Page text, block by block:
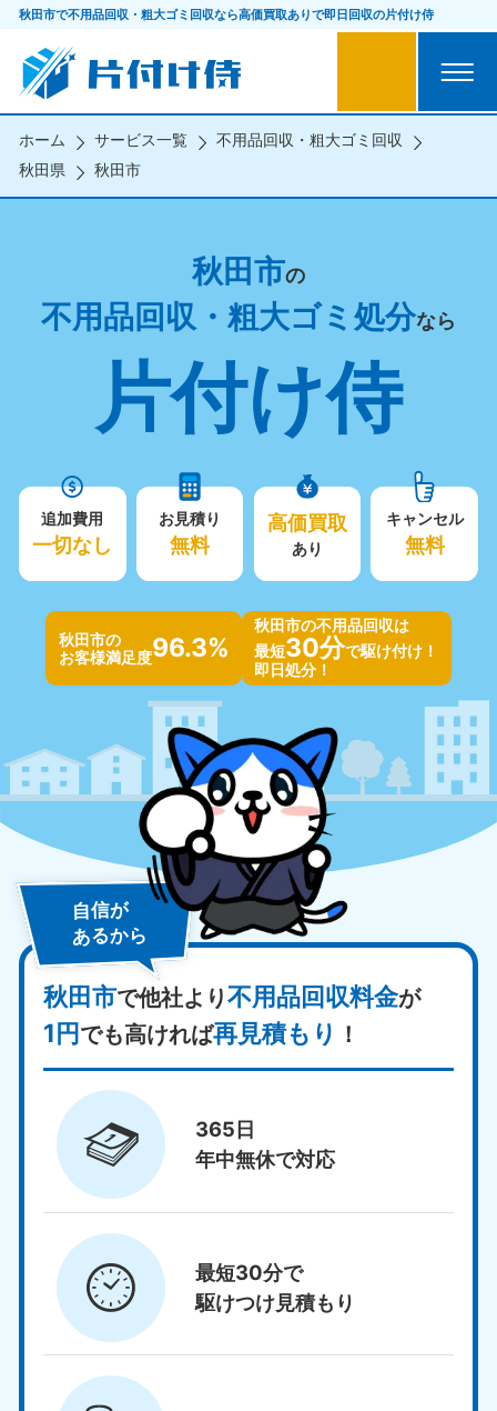
秋田市で不用品回収・粗大ゴミ回収なら高価買取ありで即日回収の片付け侍
ホーム サービス一覧
不用品回収・粗大ゴミ回収
秋田県
秋田市
秋田市の
不用品回収・粗大ゴミ処分なら
片付け侍
追加費用
一切なし
お見積り
無料
高価買取
あり
キャンセル
無料
秋田市の
お客様満足度96.3%
秋田市の不用品回収は
最短30分で駆け付け！
即日処分！
自信が
あるから
秋田市で他社より不用品回収料金が
1円でも高ければ再見積もり ！
365日
年中無休で対応
最短30分で
駆けつけ見積もり